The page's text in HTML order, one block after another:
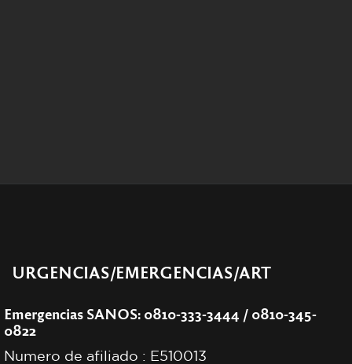
URGENCIAS/EMERGENCIAS/ART
Emergencias SANOS: 0810-333-3444 / 0810-345-
0822
Numero de afiliado : E510013